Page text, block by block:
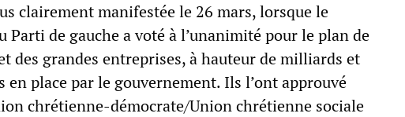
clairement manifestée le 26 mars, lorsque le
Parti de gauche a voté à l’unanimité pour le plan de
des grandes entreprises, à hauteur de milliards et
en place par le gouvernement. Ils l’ont approuvé
chrétienne-démocrate/Union chrétienne sociale